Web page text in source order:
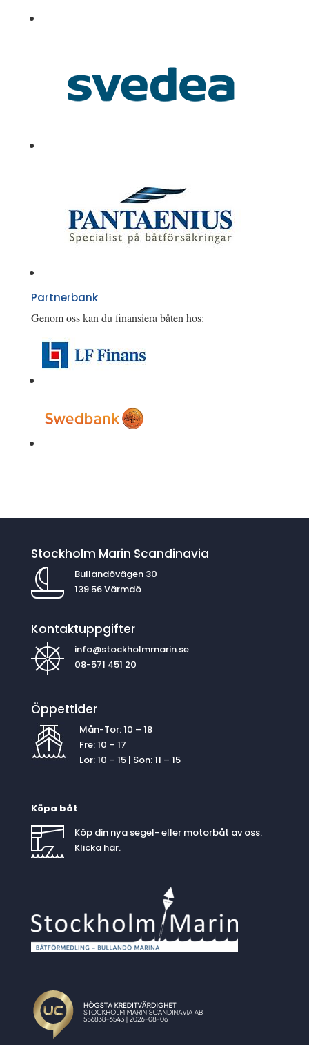
Partnerbank
Genom oss kan du finansiera båten hos:
Stockholm Marin Scandinavia
Bullandövägen 30
139 56 Värmdö
Kontaktuppgifter
info@stockholmmarin.se
08-571 451 20
Öppettider
Mån-Tor: 10 – 18
Fre: 10 – 17
Lör: 10 – 15 | Sön: 11 – 15
Köpa båt
Köp din nya segel- eller motorbåt av oss.
Klicka här.